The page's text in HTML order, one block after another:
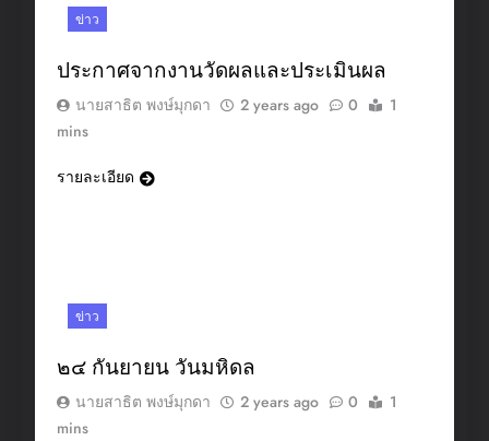
ข่าว
ประกาศจากงานวัดผลและประเมินผล
นายสาธิต พงษ์มุกดา 2 years ago 0
1
mins
รายละเอียด
ข่าว
๒๔ กันยายน วันมหิดล
นายสาธิต พงษ์มุกดา 2 years ago 0
1
mins